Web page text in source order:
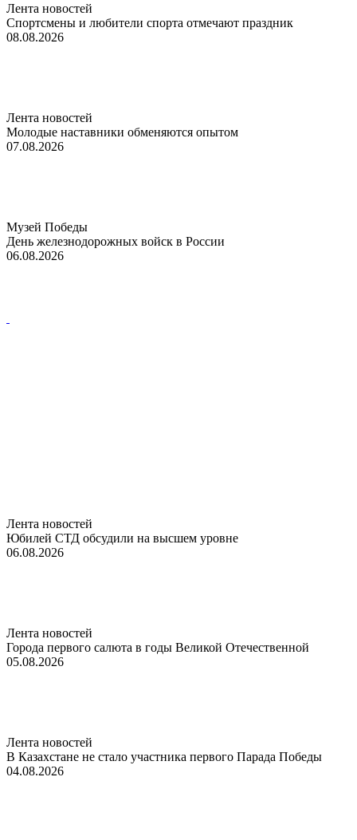
Лента новостей
Спортсмены и любители спорта отмечают праздник
08.08.2026
Лента новостей
Молодые наставники обменяются опытом
07.08.2026
Музей Победы
День железнодорожных войск в России
06.08.2026
Лента новостей
Юбилей СТД обсудили на высшем уровне
06.08.2026
Лента новостей
Города первого салюта в годы Великой Отечественной
05.08.2026
Лента новостей
В Казахстане не стало участника первого Парада Победы
04.08.2026